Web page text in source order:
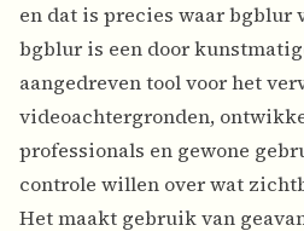
en dat is precies waar bgblur
bgblur is een door
aangedreven tool voor het
videoachtergronden,
professionals en gewone
controle willen over wat
Het maakt gebruik van